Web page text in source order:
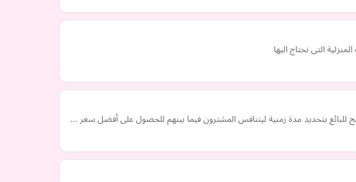
التى نحتاج اليها
للبائع بتحديد مدة زمنية ليتنافس المشترون فيما بينهم للحصول على أفضل سعر …